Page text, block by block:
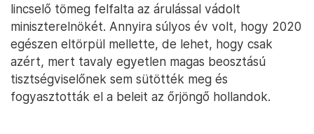
lincselő tömeg felfalta az árulással vádolt
miniszterelnökét. Annyira súlyos év volt, hogy 2020
egészen eltörpül mellette, de lehet, hogy csak
azért, mert tavaly egyetlen magas beosztású
tisztségviselőnek sem sütötték meg és
fogyasztották el a beleit az őrjöngő hollandok.